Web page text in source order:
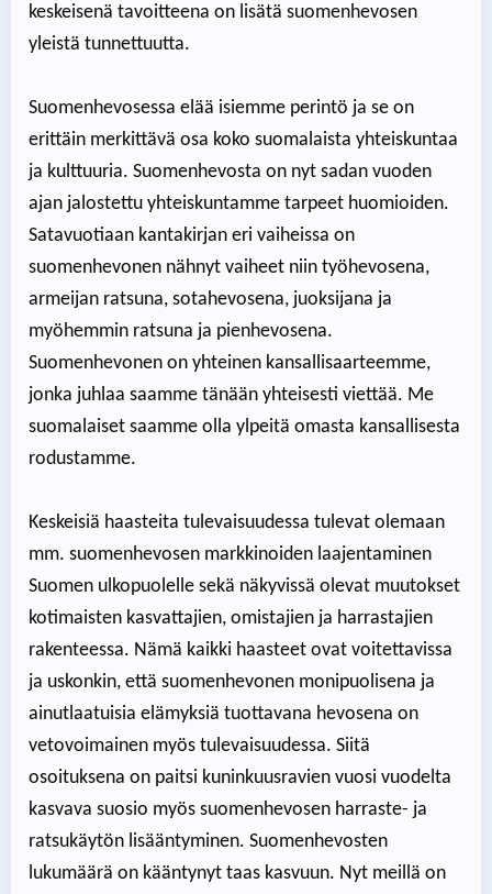
keskeisenä tavoitteena on lisätä suomenhevosen
yleistä tunnettuutta.
Suomenhevosessa elää isiemme perintö ja se on
erittäin merkittävä osa koko suomalaista yhteiskuntaa
ja kulttuuria. Suomenhevosta on nyt sadan vuoden
ajan jalostettu yhteiskuntamme tarpeet huomioiden.
Satavuotiaan kantakirjan eri vaiheissa on
suomenhevonen nähnyt vaiheet niin työhevosena,
armeijan ratsuna, sotahevosena, juoksijana ja
myöhemmin ratsuna ja pienhevosena.
Suomenhevonen on yhteinen kansallisaarteemme,
jonka juhlaa saamme tänään yhteisesti viettää. Me
suomalaiset saamme olla ylpeitä omasta kansallisesta
rodustamme.
Keskeisiä haasteita tulevaisuudessa tulevat olemaan
mm. suomenhevosen markkinoiden laajentaminen
Suomen ulkopuolelle sekä näkyvissä olevat muutokset
kotimaisten kasvattajien, omistajien ja harrastajien
rakenteessa. Nämä kaikki haasteet ovat voitettavissa
ja uskonkin, että suomenhevonen monipuolisena ja
ainutlaatuisia elämyksiä tuottavana hevosena on
vetovoimainen myös tulevaisuudessa. Siitä
osoituksena on paitsi kuninkuusravien vuosi vuodelta
kasvava suosio myös suomenhevosen harraste- ja
ratsukäytön lisääntyminen. Suomenhevosten
lukumäärä on kääntynyt taas kasvuun. Nyt meillä on